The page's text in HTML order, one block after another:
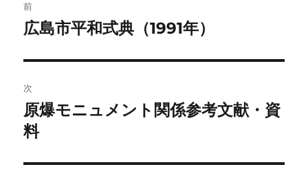
稿
ビ
ゲ
ー
シ
前
前
投
稿:
広島市平和式典（1991年）
次
次
の
稿:
原爆モニュメント関係参考文献・資
料